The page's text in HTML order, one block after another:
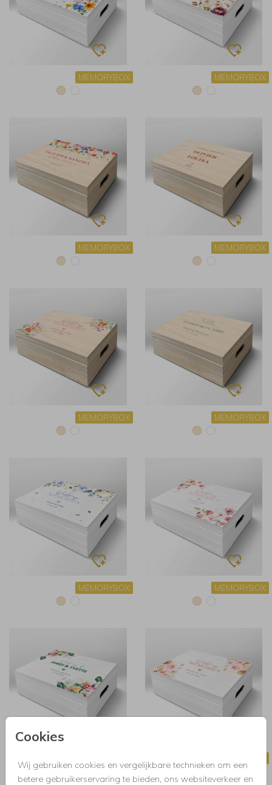
Cookies
Wij gebruiken cookies en vergelijkbare technieken om een
betere gebruikerservaring te bieden, ons websiteverkeer en
MEMORYBOX MEMORYBOX
MEMORYBOX MEMORYBOX
MEMORYBOX MEMORYBOX
MEMORYBOX MEMORYBOX